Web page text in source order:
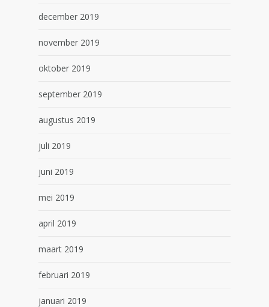
december 2019
november 2019
oktober 2019
september 2019
augustus 2019
juli 2019
juni 2019
mei 2019
april 2019
maart 2019
februari 2019
januari 2019